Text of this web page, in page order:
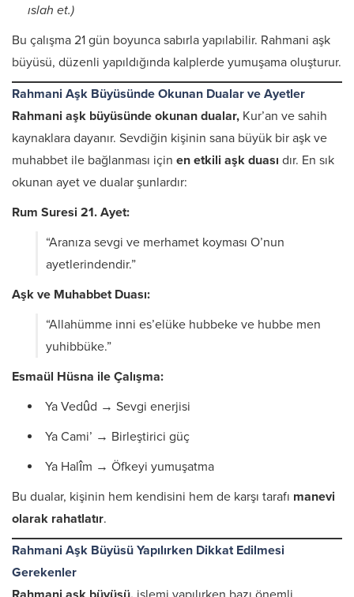
ıslah et.)
Bu çalışma 21 gün boyunca sabırla yapılabilir. Rahmani aşk
büyüsü, düzenli yapıldığında kalplerde yumuşama oluşturur.
Rahmani Aşk Büyüsünde Okunan Dualar ve Ayetler
Rahmani aşk büyüsünde okunan dualar, Kur’an ve sahih
kaynaklara dayanır. Sevdiğin kişinin sana büyük bir aşk ve
muhabbet ile bağlanması için en etkili aşk duası dır. En sık
okunan ayet ve dualar şunlardır:
Rum Suresi 21. Ayet:
“Aranıza sevgi ve merhamet koyması O’nun
ayetlerindendir.”
Aşk ve Muhabbet Duası:
“Allahümme inni es’elüke hubbeke ve hubbe men
yuhibbüke.”
Esmaül Hüsna ile Çalışma:
Ya Vedûd → Sevgi enerjisi
Ya Cami’ → Birleştirici güç
Ya Halîm → Öfkeyi yumuşatma
Bu dualar, kişinin hem kendisini hem de karşı tarafı manevi
olarak rahatlatır.
Rahmani Aşk Büyüsü Yapılırken Dikkat Edilmesi
Gerekenler